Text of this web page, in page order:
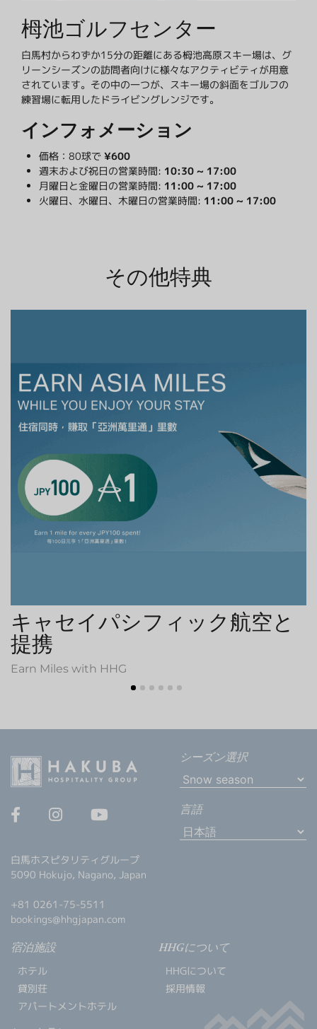
栂池ゴルフセンター
白馬村からわずか15分の距離にある栂池高原スキー場は、グ
リーンシーズンの訪問者向けに様々なアクティビティが用意
されています。その中の一つが、スキー場の斜面をゴルフの
練習場に転用したドライビングレンジです。
インフォメーション
価格：80球で ¥600
週末および祝日の営業時間: 10:30 ~ 17:00
月曜日と金曜日の営業時間: 11:00 ~ 17:00
火曜日、水曜日、木曜日の営業時間: 11:00 ~ 17:00
その他特典
キャセイパシフィック航空と
提携
Earn Miles with HHG
白馬ホスピタリティグループ
5090 Hokujo, Nagano, Japan
+81 0261-75-5511
bookings@hhgjapan.com
シーズン選択
言語
宿泊施設
ホテル
貸別荘
アパートメントホテル
HHGについて
HHGについて
採用情報